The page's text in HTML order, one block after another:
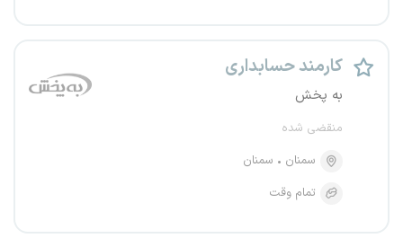
کارمند حسابداری
به پخش
منقضی شده
سمنان
سمنان
تمام وقت